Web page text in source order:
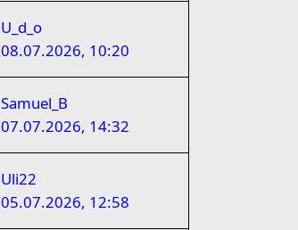
U_d_o
08.07.2026, 10:20
Samuel_B
07.07.2026, 14:32
Uli22
05.07.2026, 12:58